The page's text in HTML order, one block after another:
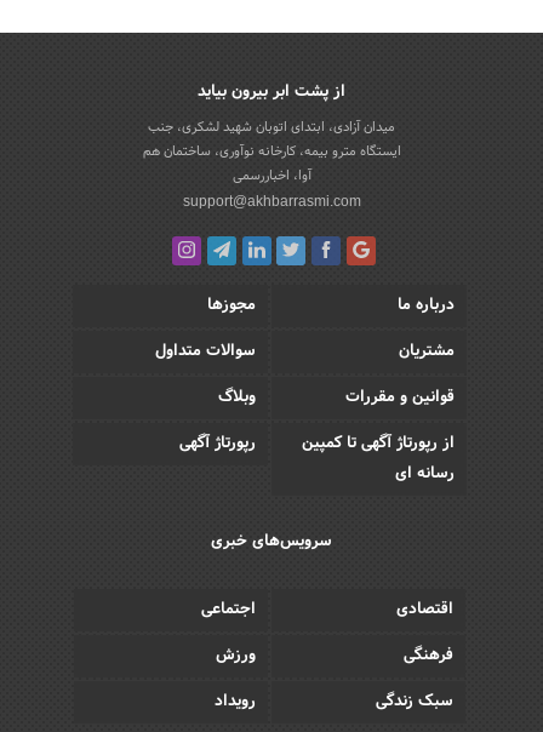
از پشت ابر بیرون بیاید
میدان آزادی، ابتدای اتوبان شهید لشکری، جنب
ایستگاه مترو بیمه، کارخانه نوآوری، ساختمان هم
آوا، اخباررسمی
support@akhbarrasmi.com
درباره ما
مجوزها
مشتریان
سوالات متداول
قوانین و مقررات
وبلاگ
از رپورتاژ آگهی تا کمپین
رسانه ای
رپورتاژ آگهی
سرویس‌های خبری
اقتصادی
اجتماعی
فرهنگی
ورزش
سبک زندگی
رویداد